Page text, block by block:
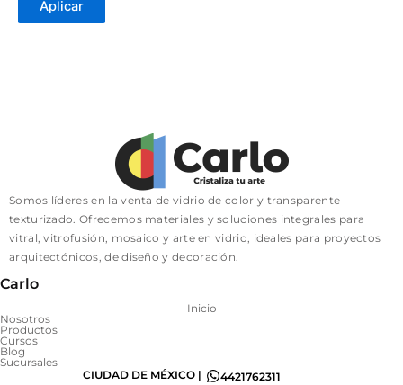
Aplicar
Somos líderes en la venta de vidrio de color y transparente
texturizado. Ofrecemos materiales y soluciones integrales para
vitral, vitrofusión, mosaico y arte en vidrio, ideales para proyectos
arquitectónicos, de diseño y decoración.
Carlo
Inicio
Nosotros
Productos
Cursos
Blog
Sucursales
CIUDAD DE MÉXICO |
4421762311